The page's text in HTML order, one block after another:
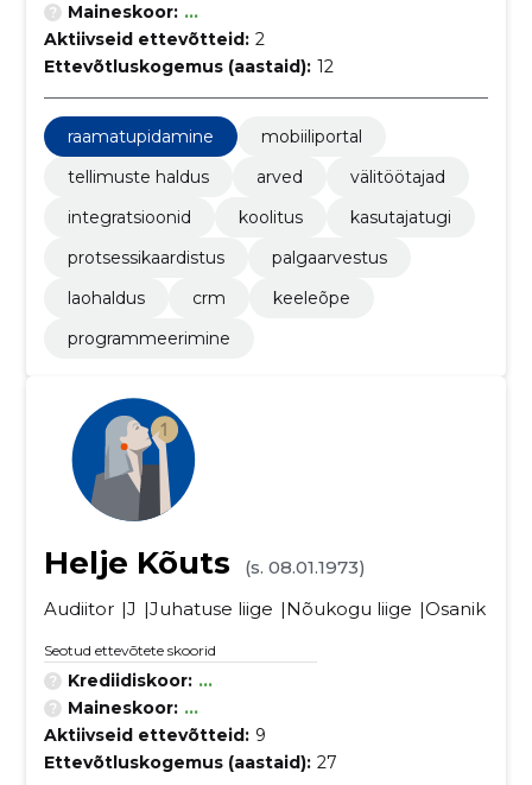
Maineskoor: ...
Aktiivseid ettevõtteid: 2
Ettevõtluskogemus (aastaid): 12
raamatupidamine
mobiiliportal
tellimuste haldus
arved
välitöötajad
integratsioonid
koolitus
kasutajatugi
protsessikaardistus
palgaarvestus
laohaldus
crm
keeleõpe
programmeerimine
Helje Kõuts
(s. 08.01.1973)
Audiitor J Juhatuse liige Nõukogu liige Osanik
Seotud ettevõtete skoorid
Krediidiskoor: ...
Maineskoor: ...
Aktiivseid ettevõtteid: 9
Ettevõtluskogemus (aastaid): 27